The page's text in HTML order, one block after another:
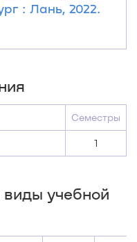
: Лань, 2022.
Семестры
1
учебной